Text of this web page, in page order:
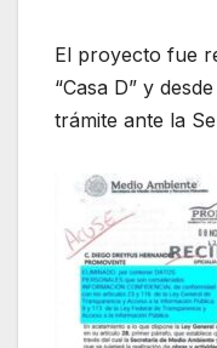
El proyecto fue
“Casa D” y
trámite ante la